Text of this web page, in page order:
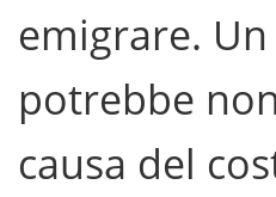
emigrare.
potrebbe
causa del